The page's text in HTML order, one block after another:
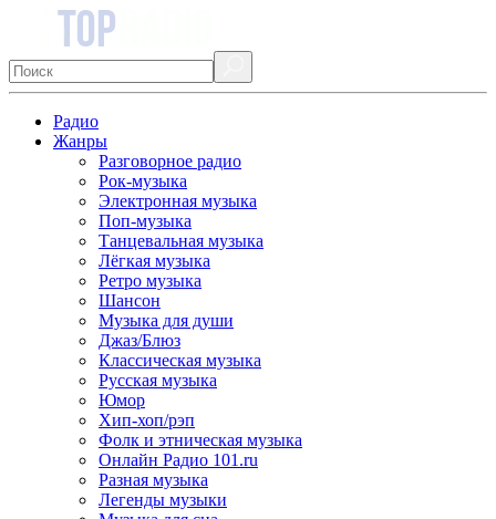
Радио
Жанры
Разговорное радио
Рок-музыка
Электронная музыка
Поп-музыка
Танцевальная музыка
Лёгкая музыка
Ретро музыка
Шансон
Музыка для души
Джаз/Блюз
Классическая музыка
Русская музыка
Юмор
Хип-хоп/рэп
Фолк и этническая музыка
Онлайн Радио 101.ru
Разная музыка
Легенды музыки